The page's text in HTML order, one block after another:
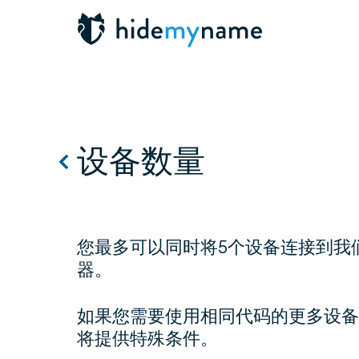
设备数量
您最多可以同时将5个设备连接到
器。
如果您需要使用相同代码的更多设
将提供特殊条件。